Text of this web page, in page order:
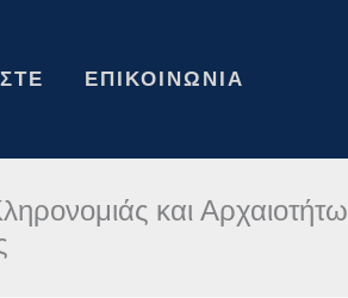
ΕΠΙΚΟΙΝΩΝΊΑ
και